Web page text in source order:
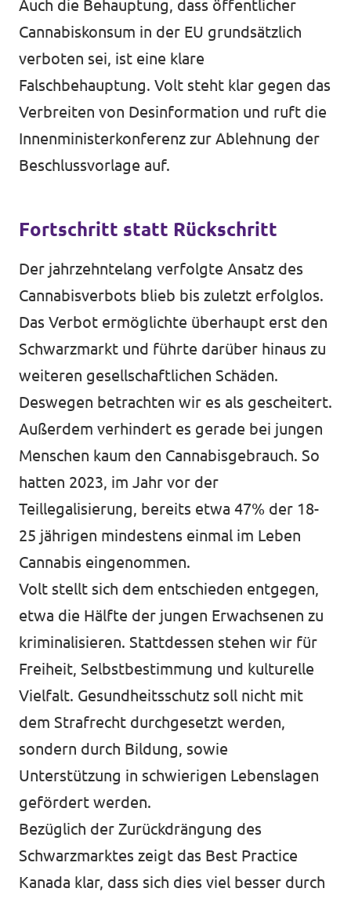
Auch die Behauptung, dass öffentlicher
Cannabiskonsum in der EU grundsätzlich
verboten sei, ist eine klare
Falschbehauptung. Volt steht klar gegen das
Verbreiten von Desinformation und ruft die
Innenministerkonferenz zur Ablehnung der
Beschlussvorlage auf.
Fortschritt statt Rückschritt
Der jahrzehntelang verfolgte Ansatz des
Cannabisverbots blieb bis zuletzt erfolglos.
Das Verbot ermöglichte überhaupt erst den
Schwarzmarkt und führte darüber hinaus zu
weiteren gesellschaftlichen Schäden.
Deswegen betrachten wir es als gescheitert.
Außerdem verhindert es gerade bei jungen
Menschen kaum den Cannabisgebrauch. So
hatten 2023, im Jahr vor der
Teillegalisierung, bereits etwa 47% der 18-
25 jährigen mindestens einmal im Leben
Cannabis eingenommen.
Volt stellt sich dem entschieden entgegen,
etwa die Hälfte der jungen Erwachsenen zu
kriminalisieren. Stattdessen stehen wir für
Freiheit, Selbstbestimmung und kulturelle
Vielfalt. Gesundheitsschutz soll nicht mit
dem Strafrecht durchgesetzt werden,
sondern durch Bildung, sowie
Unterstützung in schwierigen Lebenslagen
gefördert werden.
Bezüglich der Zurückdrängung des
Schwarzmarktes zeigt das Best Practice
Kanada klar, dass sich dies viel besser durch